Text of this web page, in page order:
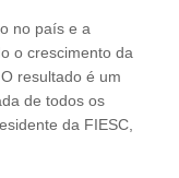
no país e a
o crescimento da
resultado é um
de todos os
da FIESC,